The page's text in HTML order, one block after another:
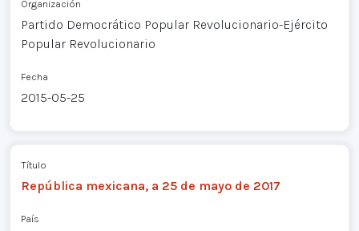
Organización
Partido Democrático Popular Revolucionario-Ejército
Popular Revolucionario
Fecha
2015-05-25
Título
República mexicana, a 25 de mayo de 2017
País